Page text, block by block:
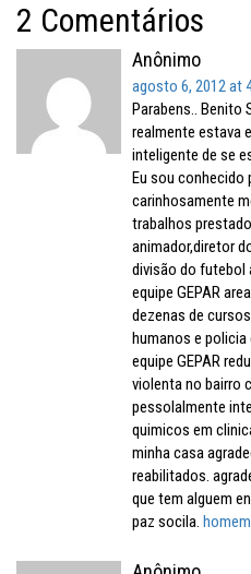
2 Comentários
Anônimo
agosto 6, 2012 at
Parabens.. Benito
realmente estava
inteligente de se
Eu sou conhecido
carinhosamente
trabalhos
animador,diretor
divisão do futebol
equipe GEPAR
dezenas de
humanos e
equipe GEPAR
violenta no bairro
pessolalmente
quimicos em
minha casa
reabilitados.
que tem alguem
paz socila.